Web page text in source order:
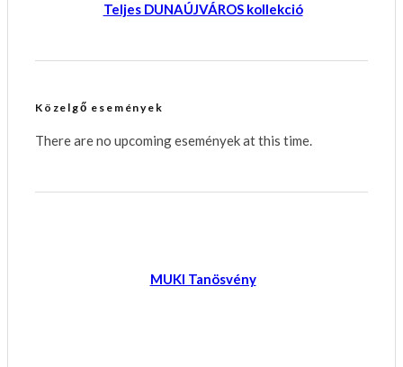
Teljes DUNAÚJVÁROS kollekció
Közelgő események
There are no upcoming események at this time.
MUKI Tanösvény